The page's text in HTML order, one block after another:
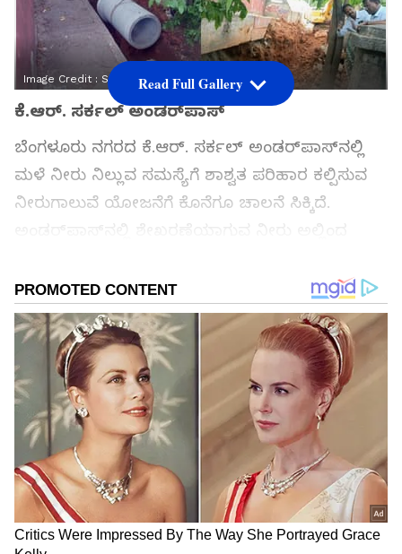
Image Credit : Social Media
ಕೆ.ಆರ್. ಸರ್ಕಲ್‌ ಅಂಡರ್‌ಪಾಸ್‌
ಬೆಂಗಳೂರು ನಗರದ ಕೆ.ಆರ್. ಸರ್ಕಲ್‌ ಅಂಡರ್‌ಪಾಸ್‌ನಲ್ಲಿ
ಮಳೆ ನೀರು ನಿಲ್ಲುವ ಸಮಸ್ಯೆಗೆ ಶಾಶ್ವತ ಪರಿಹಾರ ಕಲ್ಪಿಸುವ
ನೀರುಗಾಲುವೆ ಯೋಜನೆಗೆ ಕೊನೆಗೂ ಚಾಲನೆ ಸಿಕ್ಕಿದೆ.
ಮಿ.ಮೀ ಗಾತ್ರದ ಬೃಹತ್ ಪೈಪ್‌ಲೈನ್‌ ಸಂಪರ್ಕಗೊಳಿಸುವ
ಕಾಮಗಾರಿಗೆ ಕೇಂದ್ರ ನಗರ ಪಾಲಿಕೆಯಿಂದ ಚಾಲನೆ
ನೀಡಲಾಗಿದೆ.
ಸಮಗ್ರ ಸುದ್ದಿ ಮೂಲವನ್ನಾಗಿ asianet suvarna news ಅನ್ನು
ಆಯ್ಕೆ ಮಾಡಿಕೊಳ್ಳಿ
Read Full Gallery